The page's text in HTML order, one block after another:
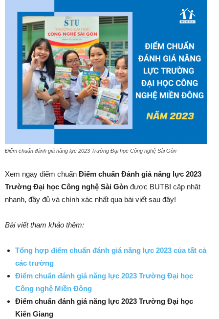
Điểm chuẩn đánh giá năng lực 2023 Trường Đại học Công nghệ Sài Gòn
Xem ngay điểm chuẩn Điểm chuẩn Đánh giá năng lực 2023
Trường Đại học Công nghệ Sài Gòn được BUTBI cập nhật
nhanh, đầy đủ và chính xác nhất qua bài viết sau đây!
Bài viết tham khảo thêm:
Tổng hợp điểm chuẩn đánh giá năng lực 2023 của tất cả
các trường
Điểm chuẩn đánh giá năng lực 2023 Trường Đại học
Công nghệ Miền Đông
Điểm chuẩn đánh giá năng lực 2023 Trường Đại học
Kiên Giang